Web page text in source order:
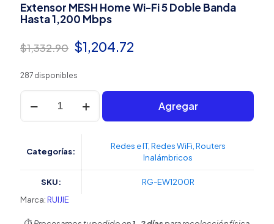
Extensor MESH Home Wi-Fi 5 Doble Banda
Hasta 1,200 Mbps
$1,332.90 El
era:
$1,332.90.
$1,204.72
$1,204.72.
287 disponibles
Extensor
MESH
Home
Hasta
1,200
Agregar
Categorías:
Redes e IT, Redes WiFi Routers
Inalámbricos
SKU:
RG-EW1200R
Marca:RUIJIE